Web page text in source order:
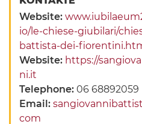
Website:
io/le-chiese-giubilari/
battista-dei-
Website: https://
ni.it
Telephone:06 68892059
Email:
com